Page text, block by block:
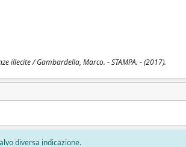
illecite / Gambardella, Marco. - STAMPA. - (2017).
diversa indicazione.